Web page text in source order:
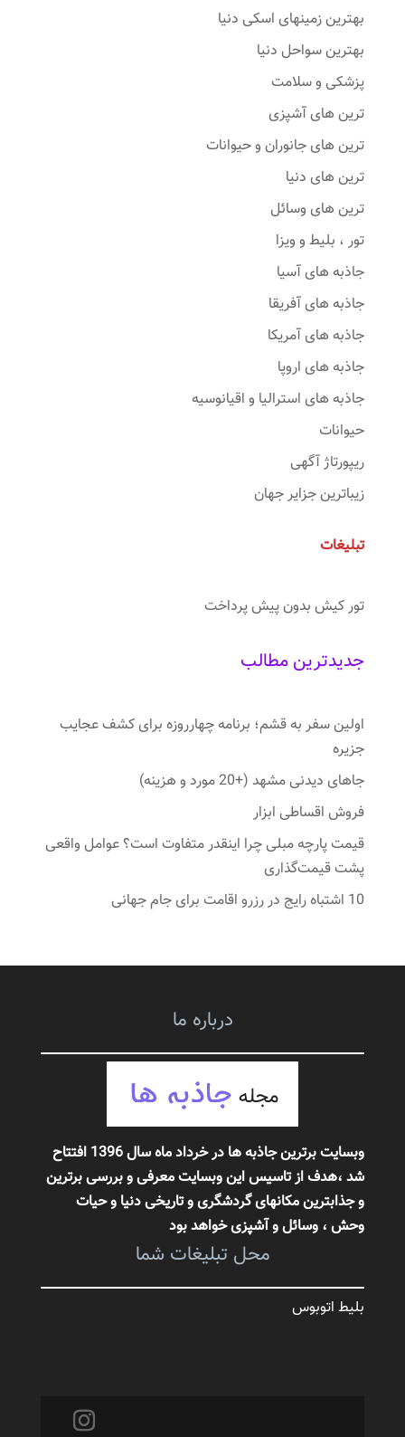
بهترین زمینهای اسکی دنیا
بهترین سواحل دنیا
پزشکی و سلامت
ترین های آشپزی
ترین های جانوران و حیوانات
ترین های دنیا
ترین های وسائل
تور ، بلیط و ویزا
جاذبه های آسیا
جاذبه های آفریقا
جاذبه های آمریکا
جاذبه های اروپا
جاذبه های استرالیا و اقیانوسیه
حیوانات
ریپورتاژ آگهی
زیباترین جزایر جهان
تبلیغات
تور کیش بدون پیش پرداخت
جدیدترین مطالب
اولین سفر به قشم؛ برنامه چهارروزه برای کشف عجایب
جزیره
جاهای دیدنی مشهد (+20 مورد و هزینه)
فروش اقساطی ابزار
قیمت پارچه مبلی چرا اینقدر متفاوت است؟ عوامل واقعی
پشت قیمت‌گذاری
10 اشتباه رایج در رزرو اقامت برای جام جهانی
درباره ما
وبسایت برترین جاذبه ها در خرداد ماه سال 1396 افتتاح
شد ،هدف از تاسیس این وبسایت معرفی و بررسی برترین
و جذابترین مکانهای گردشگری و تاریخی دنیا و حیات
وحش ، وسائل و آشپزی خواهد بود
محل تبلیغات شما
بلیط اتوبوس